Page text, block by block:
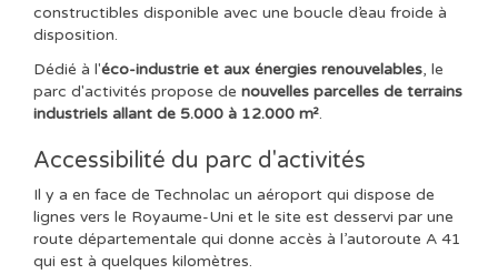
constructibles disponible avec une boucle d’eau froide à
disposition.
Dédié à l'éco-industrie et aux énergies renouvelables, le
parc d'activités propose de nouvelles parcelles de terrains
industriels allant de 5.000 à 12.000 m².
Accessibilité du parc d'activités
Il y a en face de Technolac un aéroport qui dispose de
lignes vers le Royaume-Uni et le site est desservi par une
route départementale qui donne accès à l’autoroute A 41
qui est à quelques kilomètres.